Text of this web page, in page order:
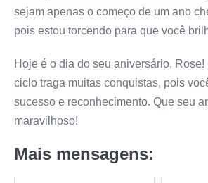
sejam apenas o começo de um ano
pois estou torcendo para que você
Hoje é o dia do seu aniversário, Rose!
ciclo traga muitas conquistas, pois
sucesso e reconhecimento. Que seu
maravilhoso!
Mais mensagens: